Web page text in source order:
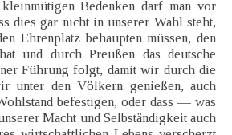
Bedenken darf man vor
dies gar nicht in unserer Wahl steht,
Ehrenplatz behaupten müssen, den
und durch Preußen das deutsche
Führung folgt, damit wir durch die
unter den Völkern genießen, auch
befestigen, oder dass — was
Macht und Selbständigkeit auch